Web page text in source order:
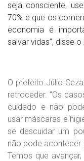
seja consciente,
70% e que os
economia é
salvar vidas”, disse
O prefeito Júlio
retroceder. “Os
cuidado e não
usar máscaras e
se descuidar um
não pode acontecer
Temos que